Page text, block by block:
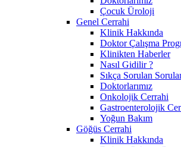
Çocuk Üroloji
Genel Cerrahi
Klinik Hakkında
Doktor Çalışma
Klinikten Haberler
Nasıl Gidilir ?
Sıkça Sorulan
Doktorlarımız
Onkolojik Cerrahi
Gastroenterolojik
Yoğun Bakım
Göğüs Cerrahi
Klinik Hakkında